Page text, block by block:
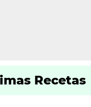
Recetas